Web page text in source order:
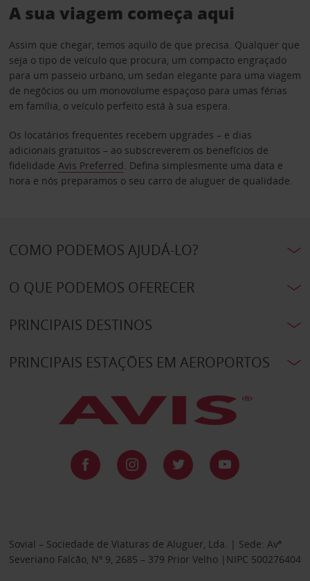
A sua viagem começa aqui
Assim que chegar, temos aquilo de que precisa. Qualquer que
seja o tipo de veículo que procura, um compacto engraçado
para um passeio urbano, um sedan elegante para uma viagem
de negócios ou um monovolume espaçoso para umas férias
em família, o veículo perfeito está à sua espera.
Os locatários frequentes recebem upgrades – e dias
adicionais gratuitos – ao subscreverem os benefícios de
fidelidade Avis Preferred. Defina simplesmente uma data e
hora e nós preparamos o seu carro de aluguer de qualidade.
COMO PODEMOS AJUDÁ-LO?
O QUE PODEMOS OFERECER
PRINCIPAIS DESTINOS
PRINCIPAIS ESTAÇÕES EM AEROPORTOS
Sovial – Sociedade de Viaturas de Aluguer, Lda. | Sede: Avª
Severiano Falcão, Nº 9, 2685 – 379 Prior Velho |NIPC 500276404